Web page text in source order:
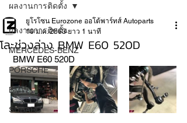
ผลงานการติดตั้ง
MERCEDES-BENZ
PORSCHE
BMW
SUBARU
ผลงานการติดตั้ง
โละช่วงล่าง BMW E60 520D
ยูโรโซน Eurozone ออโต้พาร์ทส์ Autoparts
10 ม.ค. 2563 ยาว 1 นาที
BMW E60 520D